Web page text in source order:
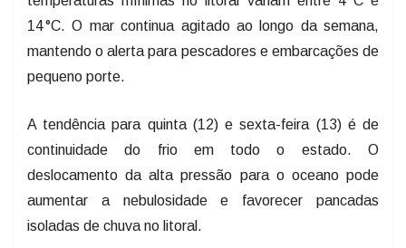
14 °C. O mar continua agitado ao longo da semana,
mantendo o alerta para pescadores e embarcações de
pequeno porte.
A tendência para quinta (12) e sexta-feira (13) é de
continuidade do frio em todo o estado. O
deslocamento da alta pressão para o oceano pode
aumentar a nebulosidade e favorecer pancadas
isoladas de chuva no litoral.